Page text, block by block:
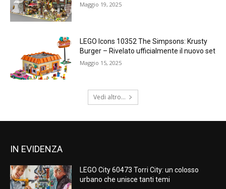
Maggio 19, 2025
LEGO Icons 10352 The Simpsons: Krusty
Burger – Rivelato ufficialmente il nuovo set
Maggio 15, 2025
Vedi altro...
IN EVIDENZA
LEGO City 60473 Torri City: un colosso
urbano che unisce tanti temi